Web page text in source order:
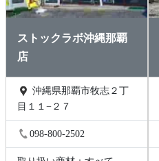
ストックラボ沖縄那覇
店
目１１−２７
098-800-2502